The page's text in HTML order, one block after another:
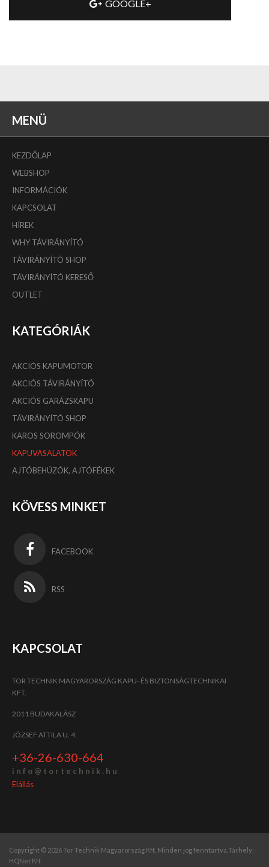
GOOGLE+
MENÜ
KEZDŐLAP
WEBSHOP
INFORMÁCIÓK
KAPCSOLAT
HÍREK
WHY TÁVIRÁNYÍTÓ
TÁVIRÁNYÍTÓ SHOP
TÁVIRÁNYÍTÓ KERESŐ
OUTLET
KATEGÓRIÁK
AKCIÓS KAPUMOTOR
AKCIÓS TÁVIRÁNYÍTÓ
AKCIÓS GARÁZSKAPU
TÁVIRÁNYÍTÓ SHOP
KAROS SOROMPÓK
KAPUVASALATOK
AJTÓBEHÚZÓK, AJTÓFÉKEK
KÖVESS MINKET
FACEBOOK
RSS
KAPCSOLAT
TOR TECHNIK MAGYARORSZÁG KAPU- ÉS BIZTONSÁGTECHNIKAI
KFT.
2011 BUDAKALÁSZ
JÓZSEF ATTILA U. 4.
+36-26-630-664
i n f o @ t o r t e c h n i k . h u
Elállás
Copyright © 2026 Tor Technik Magyarország Kft. Minden jog fenntartva. Tárhely:
HQNet Kft